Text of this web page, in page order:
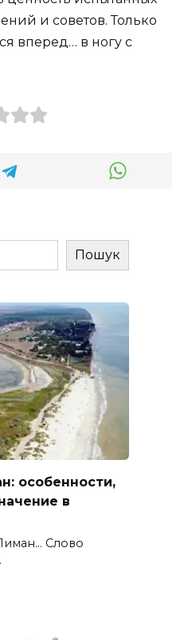
и советов. Только
вперед… в ногу с
Пошук
особенности,
в
Слово